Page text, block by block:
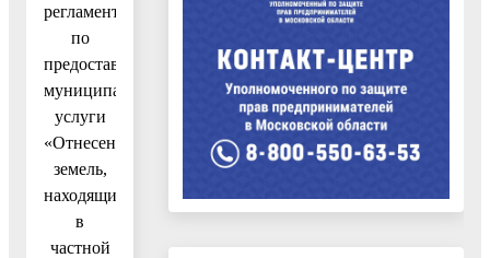
регламента
по
предоставлению
муниципальной
услуги
«Отнесение
земель,
находящихся
в
частной